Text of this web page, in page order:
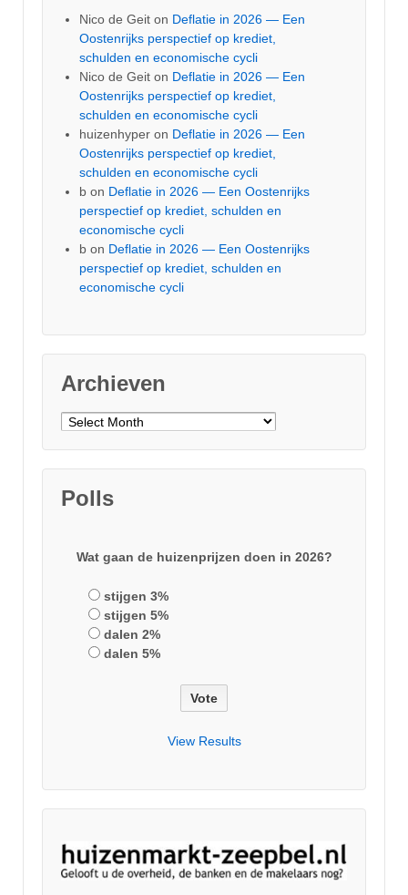
Nico de Geit on Deflatie in 2026 — Een
Oostenrijks perspectief op krediet,
schulden en economische cycli
Nico de Geit on Deflatie in 2026 — Een
Oostenrijks perspectief op krediet,
schulden en economische cycli
huizenhyper on Deflatie in 2026 — Een
Oostenrijks perspectief op krediet,
schulden en economische cycli
b on Deflatie in 2026 — Een Oostenrijks
perspectief op krediet, schulden en
economische cycli
b on Deflatie in 2026 — Een Oostenrijks
perspectief op krediet, schulden en
economische cycli
Archieven
Archieven
Polls
Wat gaan de huizenprijzen doen in 2026?
stijgen 3%
stijgen 5%
dalen 2%
dalen 5%
View Results